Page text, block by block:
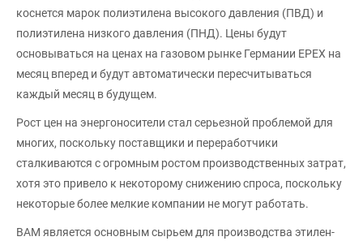
коснется марок полиэтилена высокого давления (ПВД) и
полиэтилена низкого давления (ПНД). Цены будут
основываться на ценах на газовом рынке Германии EPEX на
месяц вперед и будут автоматически пересчитываться
каждый месяц в будущем.
Рост цен на энергоносители стал серьезной проблемой для
многих, поскольку поставщики и переработчики
сталкиваются с огромным ростом производственных затрат,
хотя это привело к некоторому снижению спроса, поскольку
некоторые более мелкие компании не могут работать.
ВАМ является основным сырьем для производства этилен-